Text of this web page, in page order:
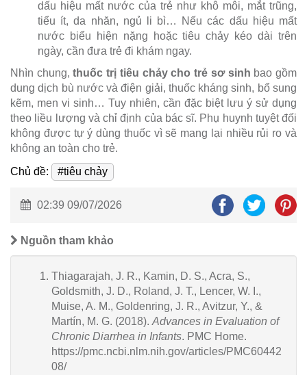
dấu hiệu mất nước của trẻ như khô môi, mắt trũng,
tiểu ít, da nhăn, ngủ li bì… Nếu các dấu hiệu mất
nước biểu hiện nặng hoặc tiêu chảy kéo dài trên
ngày, cần đưa trẻ đi khám ngay.
Nhìn chung,thuốc trị tiêu chảy cho trẻ sơ sinh bao gồm
dung dịch bù nước và điện giải, thuốc kháng sinh, bổ sung
kẽm, men vi sinh… Tuy nhiên, cần đặc biệt lưu ý sử dụng
theo liều lượng và chỉ định của bác sĩ. Phụ huynh tuyệt đối
không được tự ý dùng thuốc vì sẽ mang lại nhiều rủi ro và
không an toàn cho trẻ.
Chủ đề:
#tiêu chảy
02:39 09/07/2026
Nguồn tham khảo
Thiagarajah, J. R., Kamin, D. S., Acra, S.,
Goldsmith, J. D., Roland, J. T., Lencer, W. I.,
Muise, A. M., Goldenring, J. R., Avitzur, Y., &
Martín, M. G. (2018).Advances in Evaluation of
Chronic Diarrhea in Infants. PMC Home.
https://pmc.ncbi.nlm.nih.gov/articles/PMC60442
08/